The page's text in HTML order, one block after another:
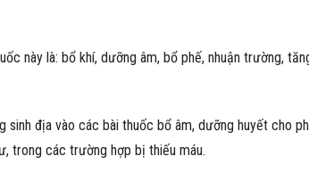
này là: bổ khí, dưỡng âm, bổ phế, nhuận trường,
sinh địa vào các bài thuốc bổ âm, dưỡng huyết cho
trong các trường hợp bị thiếu máu.